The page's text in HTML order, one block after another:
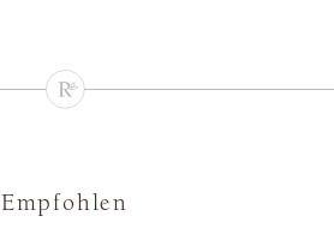
Empfohlen